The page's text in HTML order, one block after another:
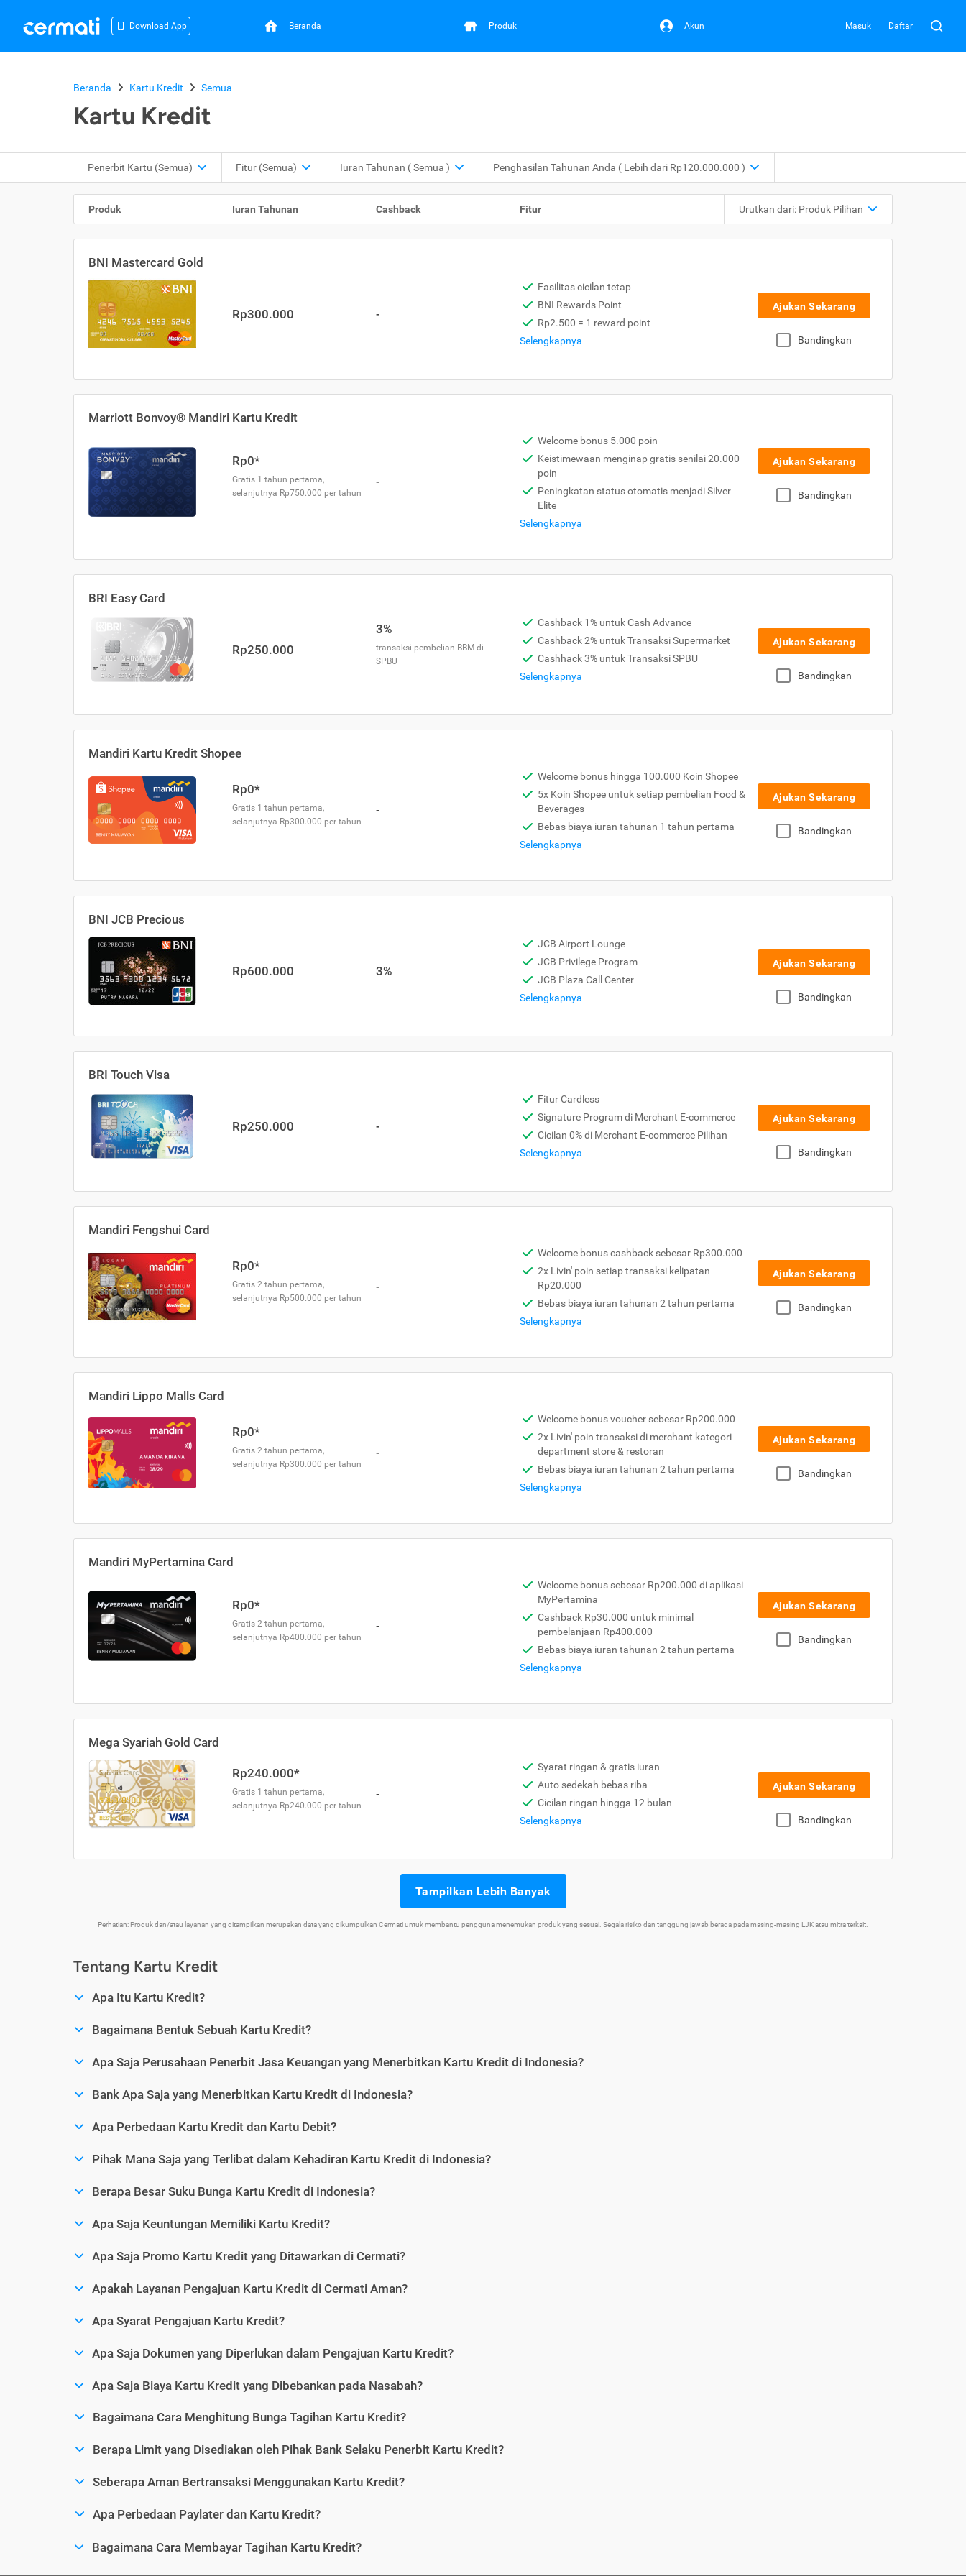
Download App Beranda Produk Akun Masuk Daftar
Beranda Kartu Kredit Semua
Kartu Kredit
Penerbit Kartu (Semua) Fitur (Semua) Iuran Tahunan ( Semua ) Penghasilan Tahunan Anda ( Lebih dari Rp120.000.000 )
Produk Iuran Tahunan Cashback Fitur Urutkan dari: Produk Pilihan
BNI Mastercard Gold
Rp300.000 -
Fasilitas cicilan tetap
BNI Rewards Point
Rp2.500 = 1 reward point
Selengkapnya
Ajukan Sekarang
Bandingkan
Marriott Bonvoy® Mandiri Kartu Kredit
Rp0*
Gratis 1 tahun pertama,
selanjutnya Rp750.000 per tahun
-
Welcome bonus 5.000 poin
Keistimewaan menginap gratis senilai 20.000
poin
Peningkatan status otomatis menjadi Silver
Elite
Selengkapnya
Ajukan Sekarang
Bandingkan
BRI Easy Card
Rp250.000
3%
transaksi pembelian BBM di
SPBU
Cashback 1% untuk Cash Advance
Cashback 2% untuk Transaksi Supermarket
Cashhack 3% untuk Transaksi SPBU
Selengkapnya
Ajukan Sekarang
Bandingkan
Mandiri Kartu Kredit Shopee
Rp0*
Gratis 1 tahun pertama,
selanjutnya Rp300.000 per tahun
-
Welcome bonus hingga 100.000 Koin Shopee
5x Koin Shopee untuk setiap pembelian Food &
Beverages
Bebas biaya iuran tahunan 1 tahun pertama
Selengkapnya
Ajukan Sekarang
Bandingkan
BNI JCB Precious
Rp600.000 3%
JCB Airport Lounge
JCB Privilege Program
JCB Plaza Call Center
Selengkapnya
Ajukan Sekarang
Bandingkan
BRI Touch Visa
Rp250.000 -
Fitur Cardless
Signature Program di Merchant E-commerce
Cicilan 0% di Merchant E-commerce Pilihan
Selengkapnya
Ajukan Sekarang
Bandingkan
Mandiri Fengshui Card
Rp0*
Gratis 2 tahun pertama,
selanjutnya Rp500.000 per tahun
-
Welcome bonus cashback sebesar Rp300.000
2x Livin' poin setiap transaksi kelipatan
Rp20.000
Bebas biaya iuran tahunan 2 tahun pertama
Selengkapnya
Ajukan Sekarang
Bandingkan
Mandiri Lippo Malls Card
Rp0*
Gratis 2 tahun pertama,
selanjutnya Rp300.000 per tahun
-
Welcome bonus voucher sebesar Rp200.000
2x Livin' poin transaksi di merchant kategori
department store & restoran
Bebas biaya iuran tahunan 2 tahun pertama
Selengkapnya
Ajukan Sekarang
Bandingkan
Mandiri MyPertamina Card
Rp0*
Gratis 2 tahun pertama,
selanjutnya Rp400.000 per tahun
-
Welcome bonus sebesar Rp200.000 di aplikasi
MyPertamina
Cashback Rp30.000 untuk minimal
pembelanjaan Rp400.000
Bebas biaya iuran tahunan 2 tahun pertama
Selengkapnya
Ajukan Sekarang
Bandingkan
Mega Syariah Gold Card
Rp240.000*
Gratis 1 tahun pertama,
selanjutnya Rp240.000 per tahun
-
Syarat ringan & gratis iuran
Auto sedekah bebas riba
Cicilan ringan hingga 12 bulan
Selengkapnya
Ajukan Sekarang
Bandingkan
Tampilkan Lebih Banyak
Perhatian: Produk dan/atau layanan yang ditampilkan merupakan data yang dikumpulkan Cermati untuk membantu pengguna menemukan produk yang sesuai. Segala risiko dan tanggung jawab berada pada masing-masing LJK atau mitra terkait.
Tentang Kartu Kredit
Apa Itu Kartu Kredit?
Bagaimana Bentuk Sebuah Kartu Kredit?
Apa Saja Perusahaan Penerbit Jasa Keuangan yang Menerbitkan Kartu Kredit di Indonesia?
Bank Apa Saja yang Menerbitkan Kartu Kredit di Indonesia?
Apa Perbedaan Kartu Kredit dan Kartu Debit?
Pihak Mana Saja yang Terlibat dalam Kehadiran Kartu Kredit di Indonesia?
Berapa Besar Suku Bunga Kartu Kredit di Indonesia?
Apa Saja Keuntungan Memiliki Kartu Kredit?
Apa Saja Promo Kartu Kredit yang Ditawarkan di Cermati?
Apakah Layanan Pengajuan Kartu Kredit di Cermati Aman?
Apa Syarat Pengajuan Kartu Kredit?
Apa Saja Dokumen yang Diperlukan dalam Pengajuan Kartu Kredit?
Apa Saja Biaya Kartu Kredit yang Dibebankan pada Nasabah?
Bagaimana Cara Menghitung Bunga Tagihan Kartu Kredit?
Berapa Limit yang Disediakan oleh Pihak Bank Selaku Penerbit Kartu Kredit?
Seberapa Aman Bertransaksi Menggunakan Kartu Kredit?
Apa Perbedaan Paylater dan Kartu Kredit?
Bagaimana Cara Membayar Tagihan Kartu Kredit?